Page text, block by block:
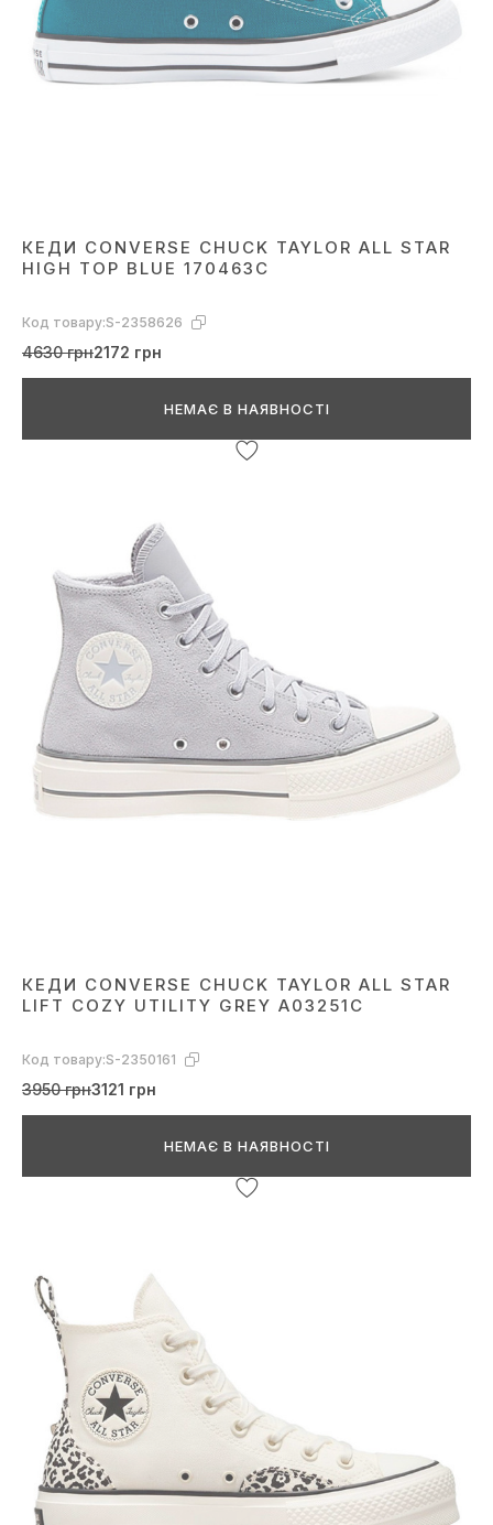
КЕДИ CONVERSE CHUCK TAYLOR ALL STAR
HIGH TOP BLUE 170463C
Код товару:S-2358626
4630 грн2172 грн
НЕМАЄ В НАЯВНОСТІ
КЕДИ CONVERSE CHUCK TAYLOR ALL STAR
LIFT COZY UTILITY GREY A03251C
Код товару:S-2350161
3950 грн3121 грн
НЕМАЄ В НАЯВНОСТІ